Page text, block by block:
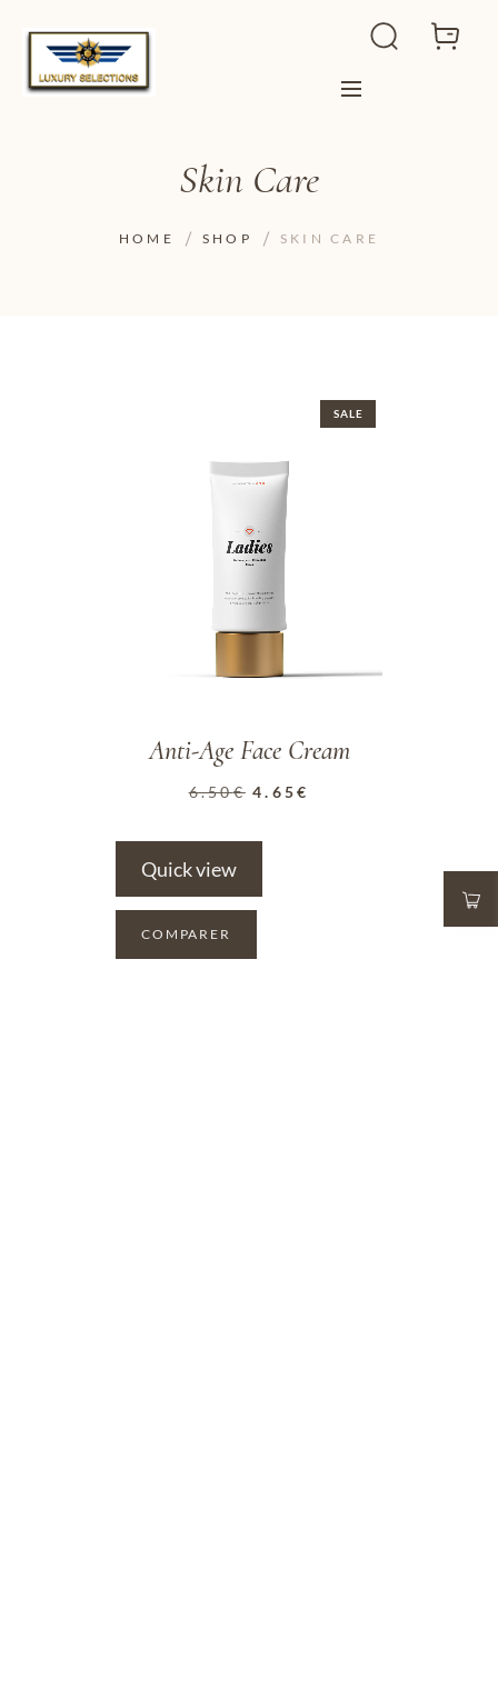
Skin Care
HOME SHOP SKIN CARE
SALE
Anti-Age Face Cream
6.50€ 4.65€
Quick view
COMPARER